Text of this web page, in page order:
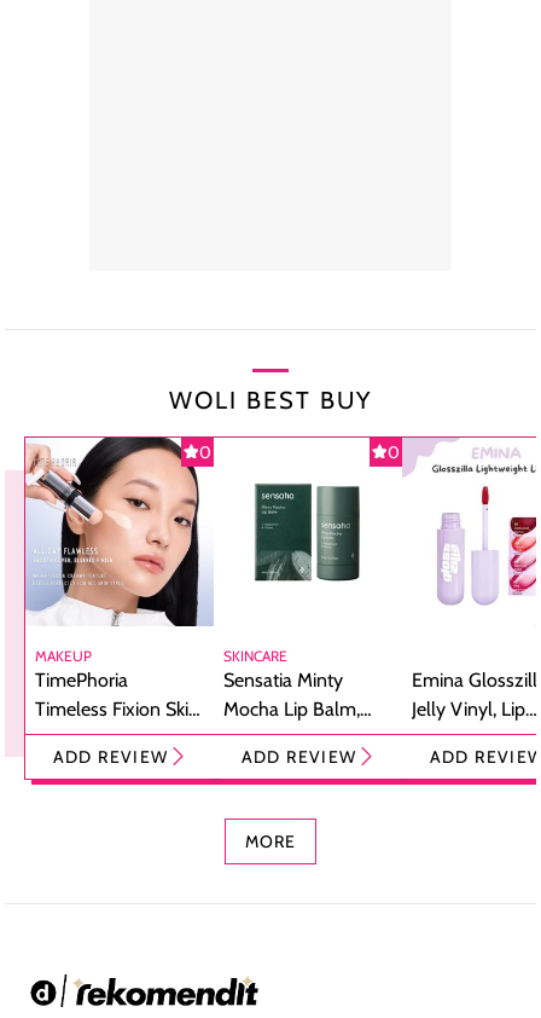
WOLI BEST BUY
0
MAKEUP
TimePhoria
Timeless Fixion Skin
Tint Stick,
Foundation dan
ADD REVIEW
0
SKINCARE
Sensatia Minty
Mocha Lip Balm,
Pelembap Bibir
dengan Aroma
ADD REVIEW
Emina
Jelly Vinyl, Lip
Cream Glossy
Ringan
ADD
MORE